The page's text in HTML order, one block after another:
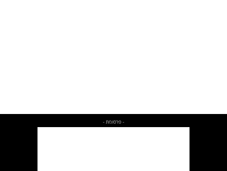
- פרסומת -